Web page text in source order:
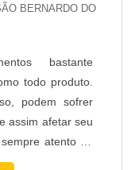
massa, selador,
antes de fechar;
de cor e
detalhado e
BERNARDO DO
bastante
todo produto.
podem sofrer
assim afetar seu
atento ao
barulhos e